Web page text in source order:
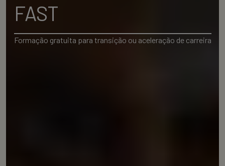
FAST
Formação gratuita para transição ou aceleração de carreira